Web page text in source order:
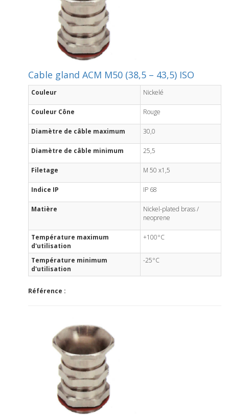
Cable gland ACM M50 (38,5 – 43,5) ISO
Couleur Nickelé
Couleur Cône Rouge
Diamètre de câble maximum 30,0
Diamètre de câble minimum 25,5
Filetage M 50 x1,5
Indice IP IP 68
Matière
Nickel-plated brass /
neoprene
Température maximum
d'utilisation
+100°C
Température minimum
d'utilisation
-25°C
Référence :